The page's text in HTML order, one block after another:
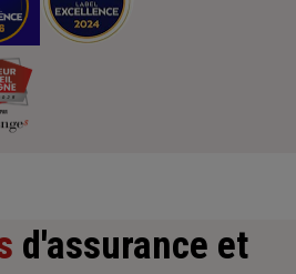
d'assurance et